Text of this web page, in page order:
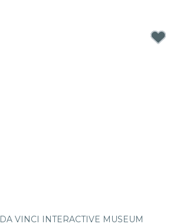
DA VINCI INTERACTIVE MUSEUM